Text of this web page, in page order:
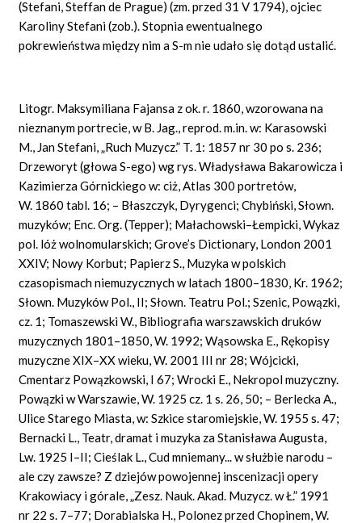
(Stefani, Steffan de Prague) (zm. przed 31 V 1794), ojciec
Karoliny Stefani (zob.). Stopnia ewentualnego
pokrewieństwa między nim a S-m nie udało się dotąd ustalić.
Litogr. Maksymiliana Fajansa z ok. r. 1860, wzorowana na
nieznanym portrecie, w B. Jag., reprod. m.in. w: Karasowski
M., Jan Stefani, „Ruch Muzycz.” T. 1: 1857 nr 30 po s. 236;
Drzeworyt (głowa S-ego) wg rys. Władysława Bakarowicza i
Kazimierza Górnickiego w: ciż, Atlas 300 portretów,
W. 1860 tabl. 16; – Błaszczyk, Dyrygenci; Chybiński, Słown.
muzyków; Enc. Org. (Tepper); Małachowski–Łempicki, Wykaz
pol. lóż wolnomularskich; Grove’s Dictionary, London 2001
XXIV; Nowy Korbut; Papierz S., Muzyka w polskich
czasopismach niemuzycznych w latach 1800–1830, Kr. 1962;
Słown. Muzyków Pol., II; Słown. Teatru Pol.; Szenic, Powązki,
cz. 1; Tomaszewski W., Bibliografia warszawskich druków
muzycznych 1801–1850, W. 1992; Wąsowska E., Rękopisy
muzyczne XIX–XX wieku, W. 2001 III nr 28; Wójcicki,
Cmentarz Powązkowski, I 67; Wrocki E., Nekropol muzyczny.
Powązki w Warszawie, W. 1925 cz. 1 s. 26, 50; – Berlecka A.,
Ulice Starego Miasta, w: Szkice staromiejskie, W. 1955 s. 47;
Bernacki L., Teatr, dramat i muzyka za Stanisława Augusta,
Lw. 1925 I–II; Cieślak L., Cud mniemany... w służbie narodu –
ale czy zawsze? Z dziejów powojennej inscenizacji opery
Krakowiacy i górale, „Zesz. Nauk. Akad. Muzycz. w Ł.” 1991
nr 22 s. 7–77; Dorabialska H., Polonez przed Chopinem, W.